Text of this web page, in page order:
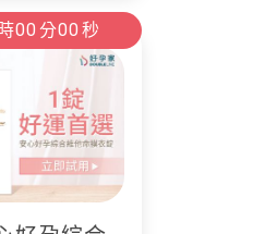
時00 分00 秒